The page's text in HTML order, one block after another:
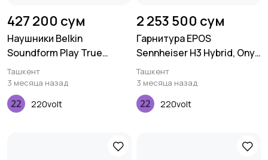
427 200 сум
Наушники Belkin
Soundform Play True
Wireless Black
Ташкент
3 месяца назад
220volt
2 253 500 сум
Гарнитура EPOS
Sennheiser H3 Hybrid, Onyx
White
Ташкент
3 месяца назад
220volt